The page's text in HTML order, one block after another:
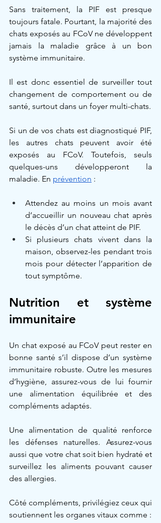
Sans traitement, la PIF est presque
toujours fatale. Pourtant, la majorité des
chats exposés au FCoV ne développent
jamais la maladie grâce à un bon
système immunitaire.
Il est donc essentiel de surveiller tout
changement de comportement ou de
santé, surtout dans un foyer multi-chats.
Si un de vos chats est diagnostiqué PIF,
les autres chats peuvent avoir été
exposés au FCoV. Toutefois, seuls
quelques-uns développeront la
maladie. En prévention :
Attendez au moins un mois avant
d’accueillir un nouveau chat après
le décès d’un chat atteint de PIF.
Si plusieurs chats vivent dans la
maison, observez-les pendant trois
mois pour détecter l’apparition de
tout symptôme.
Nutrition et système
immunitaire
Un chat exposé au FCoV peut rester en
bonne santé s’il dispose d’un système
immunitaire robuste. Outre les mesures
d’hygiène, assurez-vous de lui fournir
une alimentation équilibrée et des
compléments adaptés.
Une alimentation de qualité renforce
les défenses naturelles. Assurez-vous
aussi que votre chat soit bien hydraté et
surveillez les aliments pouvant causer
des allergies.
Côté compléments, privilégiez ceux qui
soutiennent les organes vitaux comme :